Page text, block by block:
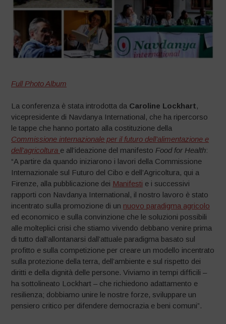
Full Photo Album
La conferenza è stata introdotta da Caroline Lockhart,
vicepresidente di Navdanya International, che ha ripercorso
le tappe che hanno portato alla costituzione della
Commissione internazionale per il futuro dell’alimentazione e
dell’agricoltura e all’ideazione del manifesto Food for Health:
“A partire da quando iniziarono i lavori della Commissione
Internazionale sul Futuro del Cibo e dell’Agricoltura, qui a
Firenze, alla pubblicazione dei Manifesti e i successivi
rapporti con Navdanya International, il nostro lavoro è stato
incentrato sulla promozione di un nuovo paradigma agricolo
ed economico e sulla convinzione che le soluzioni possibili
alle molteplici crisi che stiamo vivendo debbano venire prima
di tutto dall’allontanarsi dall’attuale paradigma basato sul
profitto e sulla competizione per creare un modello incentrato
sulla protezione della terra, dell’ambiente e sul rispetto dei
diritti e della dignità delle persone. Viviamo in tempi difficili –
ha sottolineato Lockhart – che richiedono adattamento e
resilienza; dobbiamo unire le nostre forze, sviluppare un
pensiero critico per difendere democrazia e beni comuni”.